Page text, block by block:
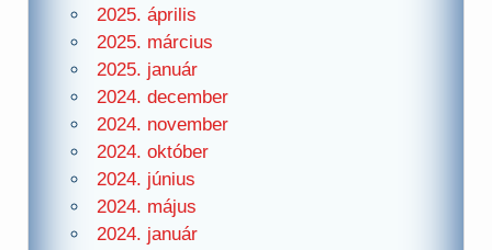
2025. április
2025. március
2025. január
2024. december
2024. november
2024. október
2024. június
2024. május
2024. január